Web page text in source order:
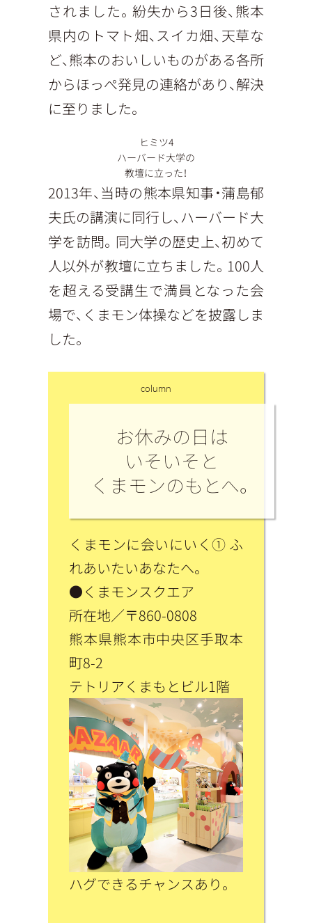
されました。紛失から3日後、熊本
県内のトマト畑、スイカ畑、天草な
ど、熊本のおいしいものがある各所
からほっぺ発見の連絡があり、解決
に至りました。
ヒミツ4
ハーバード大学の
教壇に立った！
2013年、当時の熊本県知事・蒲島郁
夫氏の講演に同行し、ハーバード大
学を訪問。同大学の歴史上、初めて
人以外が教壇に立ちました。100人
を超える受講生で満員となった会
場で、くまモン体操などを披露しま
した。
column
お休みの日は
いそいそと
くまモンのもとへ。
くまモンに会いにいく① ふ
れあいたいあなたへ。
●くまモンスクエア
所在地／〒860-0808
熊本県熊本市中央区手取本
町8-2
テトリアくまもとビル1階
ハグできるチャンスあり。